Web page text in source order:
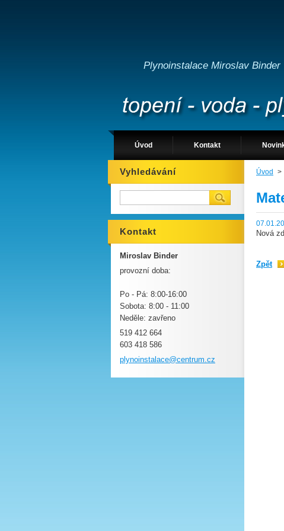
Plynoinstalace Miroslav Binder
Úvod Kontakt
Úvod >
Nová
Zpět
Vyhledávání
Kontakt
Miroslav Binder
provozní doba:
Po - Pá: 8:00-16:00
Sobota: 8:00 - 11:00
Neděle: zavřeno
519 412 664
603 418 586
plynoinstalace@centrum.cz